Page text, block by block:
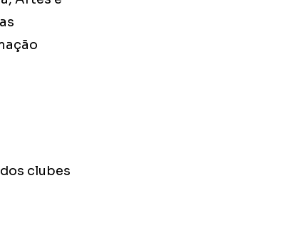
clubes